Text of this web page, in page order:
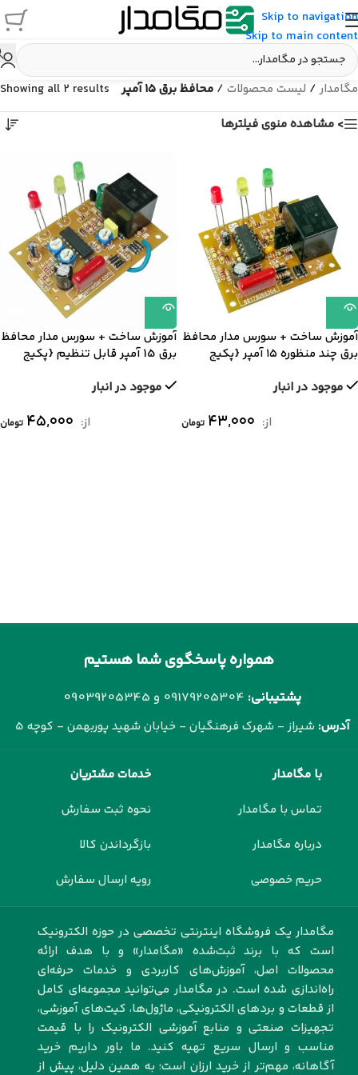
Skip to navigation
Skip to main content
مگامدار/ لیست محصولات / محافظ برق ۱۵ آمپر
Showing all 2 results
> مشاهده منوی فیلترها
آموزش ساخت + سورس مدار محافظ
برق چند منظوره ۱۵ آمپر {پکیج
موجود در انبار
از: ۴۳,۰۰۰ تومان
آموزش ساخت + سورس مدار محافظ
برق 15 آمپر قابل تنظیم {پکیج
موجود در انبار
از: ۴۵,۰۰۰ تومان
همواره پاسخگوی شما هستیم
پشتیبانی: 09179205304 و 09039205345
آدرس: شیراز - شهرک فرهنگیان - خیابان شهید پوربهمن - کوچه 5
با مگامدار
تماس با مگامدار
درباره مگامدار
حریم خصوصی
خدمات مشتریان
نحوه ثبت سفارش
بازگرداندن کالا
رویه ارسال سفارش
مگامدار یک فروشگاه اینترنتی تخصصی در حوزه الکترونیک
است که با برند ثبت‌شده «مگامدار» و با هدف ارائه
محصولات اصل، آموزش‌های کاربردی و خدمات حرفه‌ای
راه‌اندازی شده است. در مگامدار می‌توانید مجموعه‌ای کامل
از قطعات و بردهای الکترونیکی، ماژول‌ها، کیت‌های آموزشی،
تجهیزات صنعتی و منابع آموزشی الکترونیک را با قیمت
مناسب و ارسال سریع تهیه کنید. ما باور داریم خرید
آگاهانه، مهم‌تر از خرید ارزان است؛ به همین دلیل، پیش از